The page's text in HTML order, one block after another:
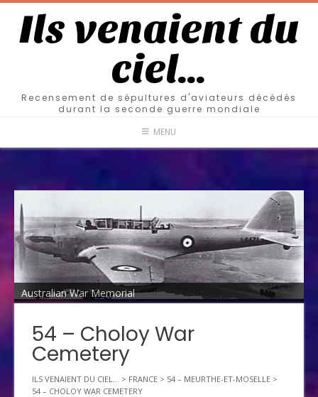
Ils venaient du
ciel…
Recensement de sépultures d'aviateurs décédés
durant la seconde guerre mondiale
MENU
Australian War Memorial
54 – Choloy War
Cemetery
ILS VENAIENT DU CIEL... > FRANCE > 54 – MEURTHE-ET-MOSELLE >
54 – CHOLOY WAR CEMETERY